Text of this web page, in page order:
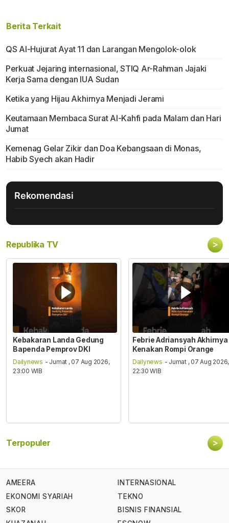
Berita Terkait
QS Al-Hujurat Ayat 11 dan Larangan Mengolok-olok
Perkuat Jejaring internasional, STIQ Ar-Rahman Jajaki
Kerja Sama dengan IUA Sudan
Ketika yang Hijau Akhirnya Menjadi Jerami
Keutamaan Membaca Surat Al-Kahfi pada Malam dan Hari
Jumat
Kemenag Gelar Zikir dan Doa Kebangsaan di Monas,
Habib Syech akan Hadir
Rekomendasi
Republika TV >
Kebakaran Landa Gedung
Bapenda Pemprov DKI
Dailynews - Jumat , 07 Aug 2026,
23:00 WIB
Febrie Adriansyah Akhirnya
Kenakan Rompi Orange
Dailynews - Jumat , 07 Aug 2026,
22:30 WIB
Terpopuler >
AMEERA
EKONOMI SYARIAH
SKOR
INTERNASIONAL
TEKNO
BISNIS FINANSIAL